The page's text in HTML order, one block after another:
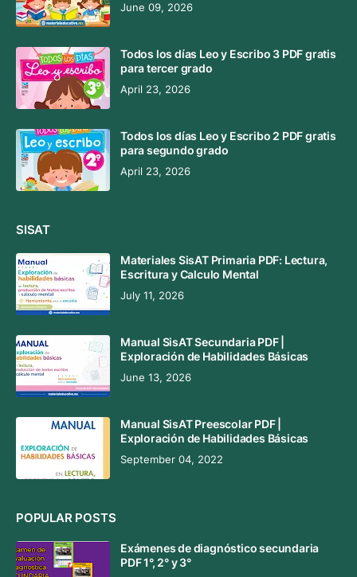
June 09, 2026
Todos los días Leo y Escribo 3 PDF gratis
para tercer grado
April 23, 2026
Todos los días Leo y Escribo 2 PDF gratis
para segundo grado
April 23, 2026
SISAT
Materiales SisAT Primaria PDF: Lectura,
Escritura y Calculo Mental
July 11, 2026
Manual SisAT Secundaria PDF |
Exploración de Habilidades Básicas
June 13, 2026
Manual SisAT Preescolar PDF |
Exploración de Habilidades Básicas
September 04, 2022
POPULAR POSTS
Exámenes de diagnóstico secundaria
PDF 1°, 2° y 3°